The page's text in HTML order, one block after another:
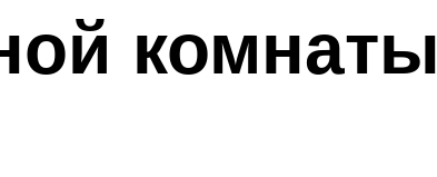
комнаты